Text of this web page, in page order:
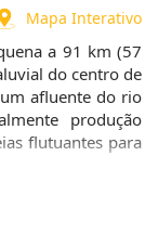
Mapa Interativo
a 91 km (57
do centro de
afluente do rio
produção
flutuantes para